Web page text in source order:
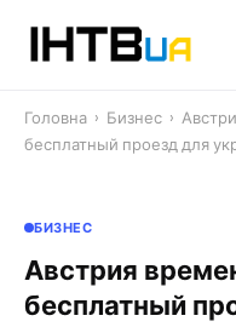
Головна › Бизнес ›
бесплатный проезд для
БИЗНЕС
Австрия
бесплатный